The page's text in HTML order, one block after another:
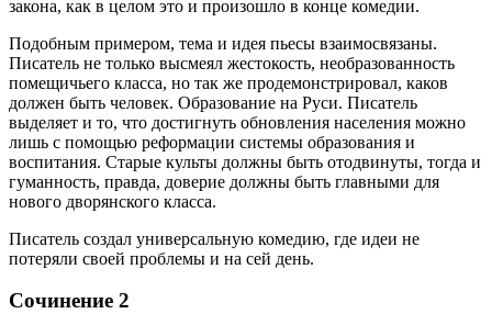
закона, как в целом это и произошло в конце комедии.
Подобным примером, тема и идея пьесы взаимосвязаны.
Писатель не только высмеял жестокость, необразованность
помещичьего класса, но так же продемонстрировал, каков
должен быть человек. Образование на Руси. Писатель
выделяет и то, что достигнуть обновления населения можно
лишь с помощью реформации системы образования и
воспитания. Старые культы должны быть отодвинуты, тогда и
гуманность, правда, доверие должны быть главными для
нового дворянского класса.
Писатель создал универсальную комедию, где идеи не
потеряли своей проблемы и на сей день.
Сочинение 2